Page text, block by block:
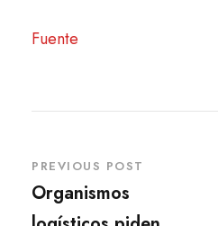
Fuente
PREVIOUS POST
Organismos